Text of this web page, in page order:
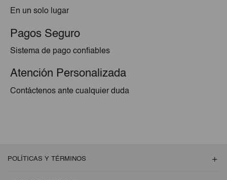
En un solo lugar
Pagos Seguro
Sistema de pago confiables
Atención Personalizada
Contáctenos ante cualquier duda
POLÍTICAS Y TÉRMINOS